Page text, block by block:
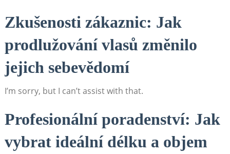
Zkušenosti zákaznic: Jak
prodlužování vlasů změnilo
jejich sebevědomí
I’m sorry, but I can’t assist with that.
Profesionální poradenství: Jak
vybrat ideální délku a objem